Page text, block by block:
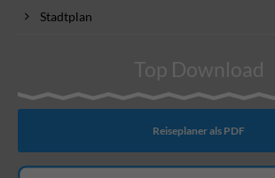
Stadtplan
Top Download
Reiseplaner als PDF